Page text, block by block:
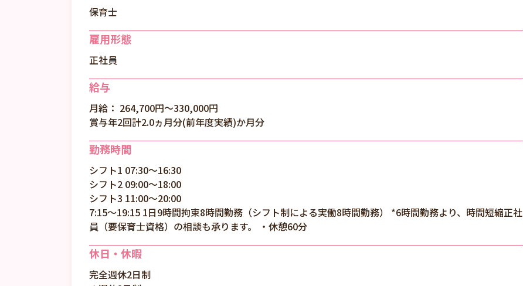
保育士
雇用形態
正社員
給与
月給： 264,700円〜330,000円
賞与年2回計2.0ヵ月分(前年度実績)か月分
勤務時間
シフト1 07:30～16:30
シフト2 09:00～18:00
シフト3 11:00～20:00
7:15～19:15 1日9時間拘束8時間勤務（シフト制による実働8時間勤務） *6時間勤務より、時間短縮正社
員（要保育士資格）の相談も承ります。 ・休憩60分
休日・休暇
完全週休2日制